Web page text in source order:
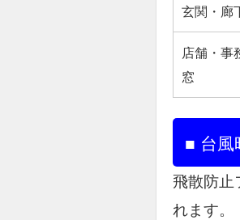
玄関・廊
店舗・事
窓
■ 台
飛散防止
れます。